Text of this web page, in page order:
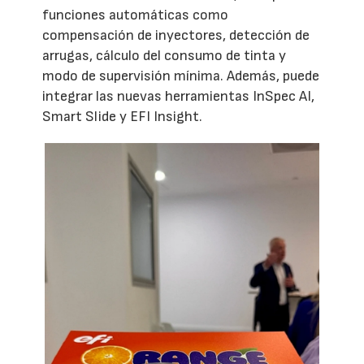
funciones automáticas como
compensación de inyectores, detección de
arrugas, cálculo del consumo de tinta y
modo de supervisión mínima. Además, puede
integrar las nuevas herramientas InSpec AI,
Smart Slide y EFI Insight.